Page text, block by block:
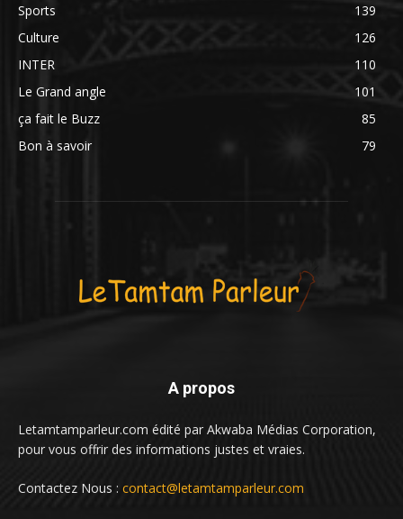
Sports
139
Culture
126
INTER
110
Le Grand angle
101
ça fait le Buzz
85
Bon à savoir
79
A propos
Letamtamparleur.com édité par Akwaba Médias Corporation,
pour vous offrir des informations justes et vraies.
Contactez Nous : contact@letamtamparleur.com